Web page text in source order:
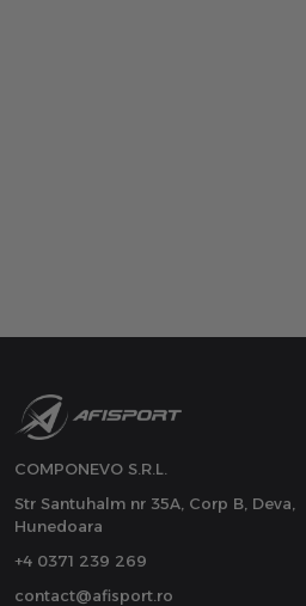
COMPONEVO S.R.L.
Str Santuhalm nr 35A, Corp B, Deva,
Hunedoara
+4 0371 239 269
contact@afisport.ro